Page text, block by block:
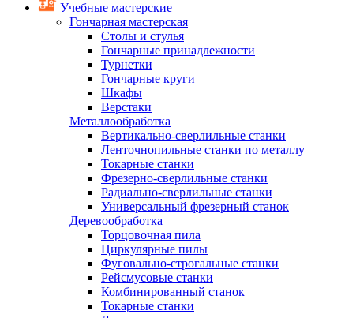
Учебные мастерские
Гончарная мастерская
Столы и стулья
Гончарные принадлежности
Турнетки
Гончарные круги
Шкафы
Верстаки
Металлообработка
Вертикально-сверлильные станки
Ленточнопильные станки по металлу
Токарные станки
Фрезерно-сверлильные станки
Радиально-сверлильные станки
Универсальный фрезерный станок
Деревообработка
Торцовочная пила
Циркулярные пилы
Фуговально-строгальные станки
Рейсмусовые станки
Комбинированный станок
Токарные станки